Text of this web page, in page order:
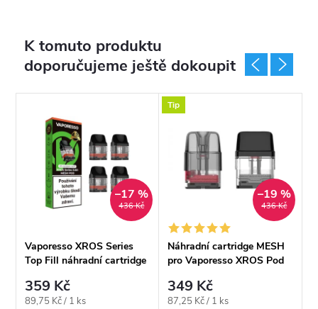
K tomuto produktu
doporučujeme ještě dokoupit
436 Kč
–17 %
Vaporesso XROS Series
Top Fill náhradní cartridge
359 Kč
Měrná
89,75 Kč / 1 ks
Tip
436 Kč
–19 %
Náhradní cartridge MESH
pro Vaporesso XROS Pod
349 Kč
Měrná
87,25 Kč / 1 ks